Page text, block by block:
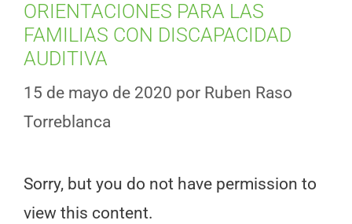
ORIENTACIONES PARA LAS
FAMILIAS CON DISCAPACIDAD
AUDITIVA
15 de mayo de 2020 por Ruben Raso
Torreblanca
Sorry, but you do not have permission to
view this content.